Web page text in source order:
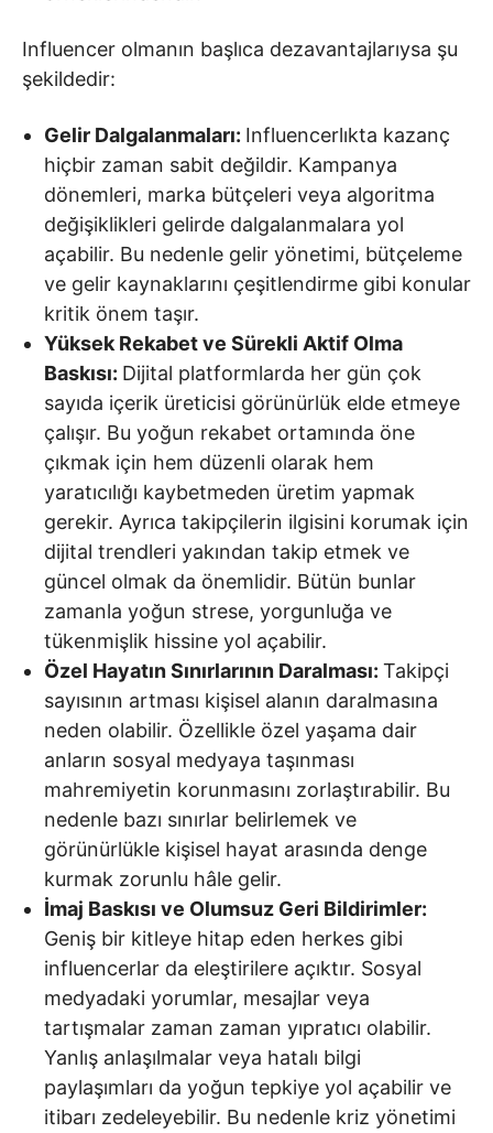
Influencer olmanın başlıca dezavantajlarıysa şu
şekildedir:
Gelir Dalgalanmaları: Influencerlıkta kazanç
hiçbir zaman sabit değildir. Kampanya
dönemleri, marka bütçeleri veya algoritma
değişiklikleri gelirde dalgalanmalara yol
açabilir. Bu nedenle gelir yönetimi, bütçeleme
ve gelir kaynaklarını çeşitlendirme gibi konular
kritik önem taşır.
Yüksek Rekabet ve Sürekli Aktif Olma
Baskısı: Dijital platformlarda her gün çok
sayıda içerik üreticisi görünürlük elde etmeye
çalışır. Bu yoğun rekabet ortamında öne
çıkmak için hem düzenli olarak hem
yaratıcılığı kaybetmeden üretim yapmak
gerekir. Ayrıca takipçilerin ilgisini korumak için
dijital trendleri yakından takip etmek ve
güncel olmak da önemlidir. Bütün bunlar
zamanla yoğun strese, yorgunluğa ve
tükenmişlik hissine yol açabilir.
Özel Hayatın Sınırlarının Daralması: Takipçi
sayısının artması kişisel alanın daralmasına
neden olabilir. Özellikle özel yaşama dair
anların sosyal medyaya taşınması
mahremiyetin korunmasını zorlaştırabilir. Bu
nedenle bazı sınırlar belirlemek ve
görünürlükle kişisel hayat arasında denge
kurmak zorunlu hâle gelir.
İmaj Baskısı ve Olumsuz Geri Bildirimler:
Geniş bir kitleye hitap eden herkes gibi
influencerlar da eleştirilere açıktır. Sosyal
medyadaki yorumlar, mesajlar veya
tartışmalar zaman zaman yıpratıcı olabilir.
Yanlış anlaşılmalar veya hatalı bilgi
paylaşımları da yoğun tepkiye yol açabilir ve
itibarı zedeleyebilir. Bu nedenle kriz yönetimi